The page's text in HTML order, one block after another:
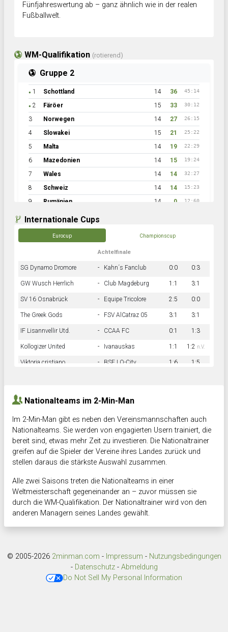
Fünfjahreswertung ab – ganz ähnlich wie in der realen
Fußballwelt.
WM-Qualifikation (rotierend)
Gruppe 2
● 1 Schottland 14 36 45:14
● 2 Färöer 15 33 30:12
3 Norwegen 14 27 26:15
4 Slowakei 15 21 25:22
5 Malta 14 19 22:29
6 Mazedonien 14 15 19:24
7 Wales 14 14 32:27
8 Schweiz 14 14 15:23
9 Rumänien 14 0 12:60
Internationale Cups
Eurocup Championscup
Achtelfinale
SG Dynamo Dromore - Kahn´s Fanclub 0:0 0:3
GW Wusch Herrlich - Club Magdeburg 1:1 3:1
SV 16 Osnabrück - Equipe Tricolore 2:5 0:0
The Greek Gods - FSV AlCatraz 05 3:1 3:1
IF Lisannvellir Utd. - CCAA FC 0:1 1:3
Kollogizer United - Ivanauskas 1:1 1:2 n.V.
Viktoria cristiano - BSF LO-City 1:6 1:5
Nationalteams im 2-Min-Man
Im 2-Min-Man gibt es neben den Vereinsmannschaften auch
Nationalteams. Sie werden von engagierten Usern trainiert, die
bereit sind, etwas mehr Zeit zu investieren. Die Nationaltrainer
greifen auf die Spieler der Vereine ihres Landes zurück und
stellen daraus die stärkste Auswahl zusammen.
Alle zwei Saisons treten die Nationalteams in einer
Weltmeisterschaft gegeneinander an – zuvor müssen sie
durch die WM-Qualifikation. Der Nationaltrainer wird von den
anderen Managern seines Landes gewählt.
© 2005-2026 2minman.com - Impressum - Nutzungsbedingungen
- Datenschutz- Abmeldung
Do Not Sell My Personal Information